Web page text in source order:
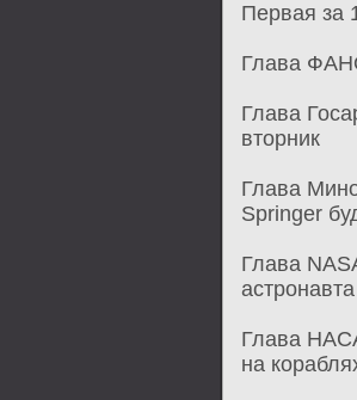
Первая за
Глава
Глава
вторник
Глава
Springer
Глава
Глава
на